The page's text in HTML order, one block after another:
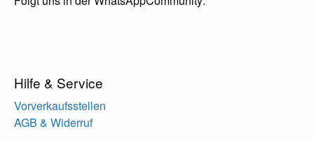
Hilfe & Service
Vorverkaufsstellen
AGB & Widerruf